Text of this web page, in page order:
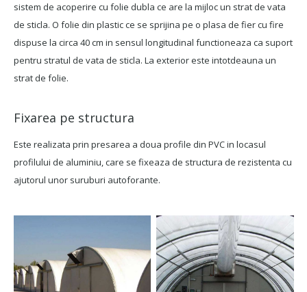
sistem de acoperire cu folie dubla ce are la mijloc un strat de vata
de sticla. O folie din plastic ce se sprijina pe o plasa de fier cu fire
dispuse la circa 40 cm in sensul longitudinal functioneaza ca suport
pentru stratul de vata de sticla. La exterior este intotdeauna un
strat de folie.
Fixarea pe structura
Este realizata prin presarea a doua profile din PVC in locasul
profilului de aluminiu, care se fixeaza de structura de rezistenta cu
ajutorul unor suruburi autoforante.